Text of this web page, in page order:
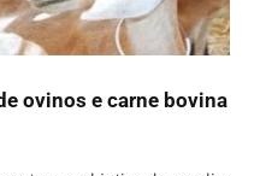
ovinos e carne bovina